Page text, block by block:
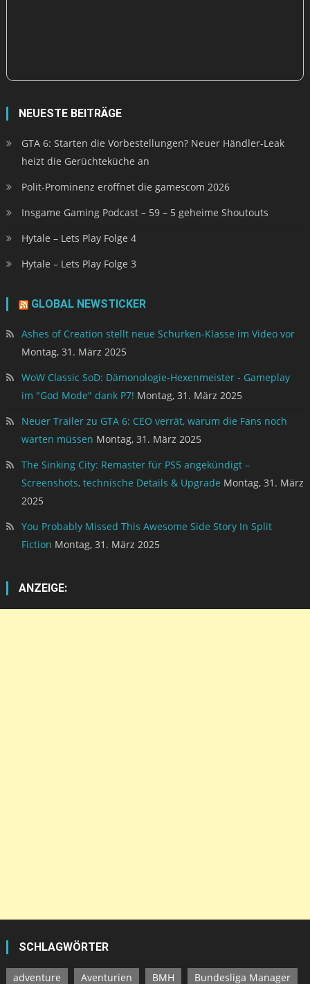
NEUESTE BEITRÄGE
GTA 6: Starten die Vorbestellungen? Neuer Händler-Leak
heizt die Gerüchteküche an
Polit-Prominenz eröffnet die gamescom 2026
Insgame Gaming Podcast – 59 – 5 geheime Shoutouts
Hytale – Lets Play Folge 4
Hytale – Lets Play Folge 3
GLOBAL NEWSTICKER
Ashes of Creation stellt neue Schurken-Klasse im Video vor
Montag, 31. März 2025
WoW Classic SoD: Dämonologie-Hexenmeister - Gameplay
im "God Mode" dank P7! Montag, 31. März 2025
Neuer Trailer zu GTA 6: CEO verrät, warum die Fans noch
warten müssen Montag, 31. März 2025
The Sinking City: Remaster für PS5 angekündigt –
Screenshots, technische Details & Upgrade Montag, 31. März
2025
You Probably Missed This Awesome Side Story In Split
Fiction Montag, 31. März 2025
ANZEIGE:
SCHLAGWÖRTER
adventure Aventurien BMH
Bundesliga Manager